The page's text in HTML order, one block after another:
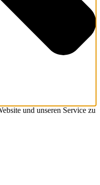
und unseren Service zu